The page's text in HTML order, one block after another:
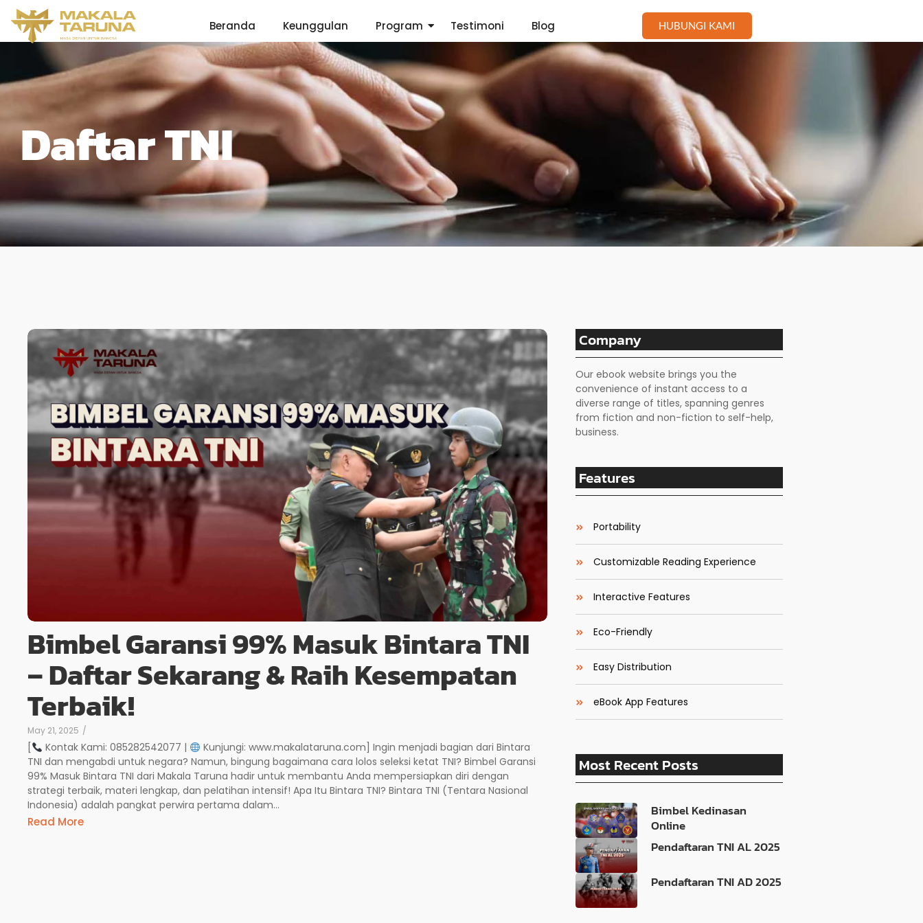
Beranda Keunggulan Program Testimoni Blog HUBUNGI KAMI
Daftar TNI
Bimbel Garansi 99% Masuk Bintara TNI
– Daftar Sekarang & Raih Kesempatan
Terbaik!
May 21, 2025 /
Kontak Kami: 085282542077 |
Kunjungi: www.makalataruna.com] Ingin menjadi bagian dari Bintara
TNI dan mengabdi untuk negara? Namun, bingung bagaimana cara lolos seleksi ketat TNI? Bimbel Garansi
99% Masuk Bintara TNI dari Makala Taruna hadir untuk membantu Anda mempersiapkan diri dengan
strategi terbaik, materi lengkap, dan pelatihan intensif! Apa Itu Bintara TNI? Bintara TNI (Tentara Nasional
Indonesia) adalah pangkat perwira pertama dalam...
Read More
Company
Our ebook website brings you the
convenience of instant access to a
diverse range of titles, spanning genres
from fiction and non-fiction to self-help,
business.
Features
Portability
Customizable Reading Experience
Interactive Features
Eco-Friendly
Easy Distribution
eBook App Features
Most Recent Posts
Bimbel Kedinasan
Online
Pendaftaran TNI AL 2025
Pendaftaran TNI AD 2025